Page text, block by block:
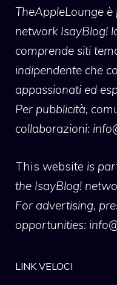
TheAppleLounge è
network IsayBlog!
comprende siti
indipendente che
appassionati ed
Per pubblicità,
collaborazioni:
This website is
the IsayBlog!
For advertising,
opportunities:
LINK VELOCI